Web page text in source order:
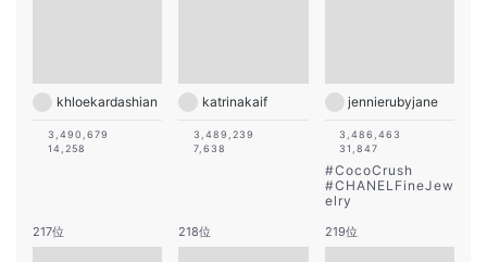
khloekardashian
3,490,679
14,258
katrinakaif
3,489,239
7,638
jennierubyjane
3,486,463
31,847
#CocoCrush
#CHANELFineJew
elry
217位 218位 219位